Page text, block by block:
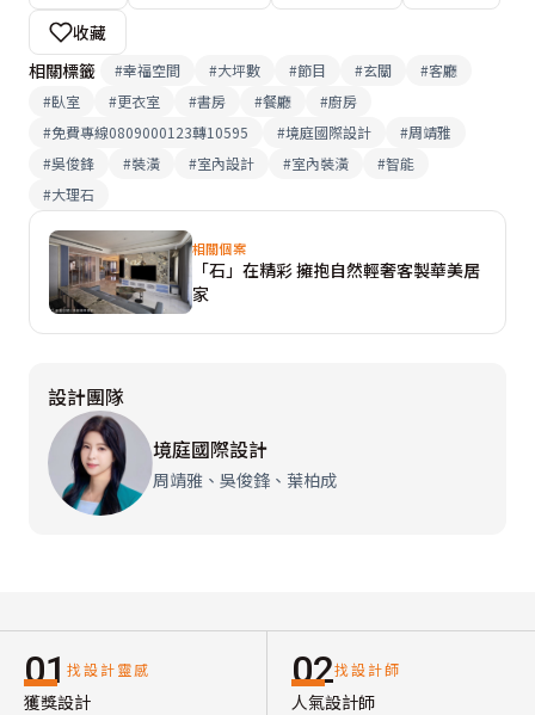
收藏
相關標籤
#幸福空間 #大坪數 #節目 #玄關 #客廳
#臥室 #更衣室 #書房 #餐廳 #廚房
#免費專線0809000123轉10595 #境庭國際設計 #周靖雅
#吳俊鋒 #裝潢 #室內設計 #室內裝潢 #智能
#大理石
相關個案
「石」在精彩 擁抱自然輕奢客製華美居
家
設計團隊
境庭國際設計
周靖雅、吳俊鋒、葉柏成
01 找設計靈感
獲獎設計
02找設計師
人氣設計師